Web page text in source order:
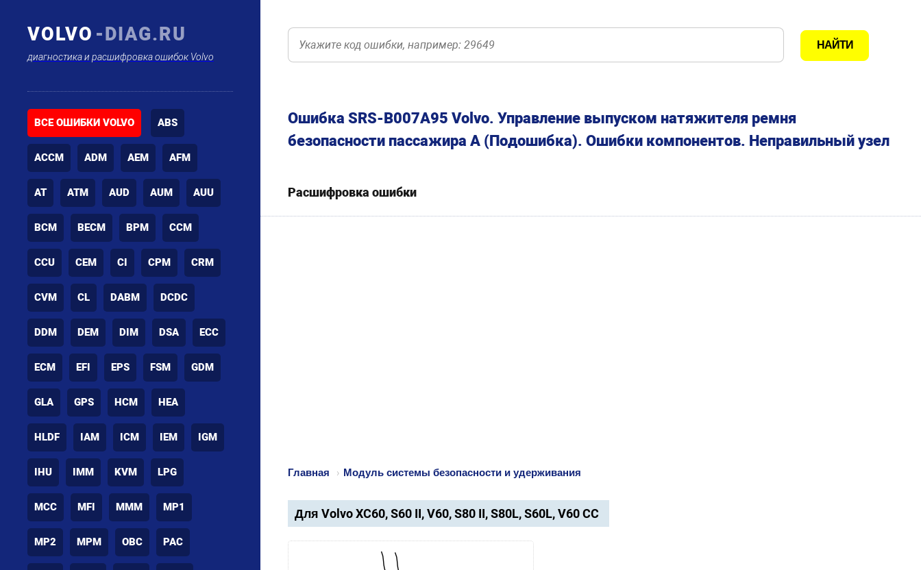
VOLVO -DIAG.RU
диагностика и расшифровка ошибок Volvo
ВСЕ ОШИБКИ VOLVO ABS
ACCM ADM AEM AFM
AT ATM AUD AUM AUU
BCM BECM BPM CCM
CCU CEM CI CPM CRM
CVM CL DABM DCDC
DDM DEM DIM DSA ECC
ECM EFI EPS FSM GDM
GLA GPS HCM HEA
HLDF IAM ICM IEM IGM
IHU IMM KVM LPG
MCC MFI MMM MP1
MP2 MPM OBC PAC
Ошибка SRS-B007A95 Volvo. Управление выпуском натяжителя ремня
безопасности пассажира А (Подошибка). Ошибки компонентов. Неправильный узел
Расшифровка ошибки
Главная › Модуль системы безопасности и удерживания
Для Volvo XC60, S60 II, V60, S80 II, S80L, S60L, V60 CC